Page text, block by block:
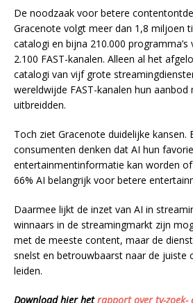
De noodzaak voor betere
Gracenote volgt meer dan 1,8 miljoen
catalogi en bijna 210.000 programma’s
2.100 FAST-kanalen. Alleen al het
catalogi van vijf grote
wereldwijde FAST-kanalen hun aanbod
uitbreidden.
Toch ziet Gracenote duidelijke kansen.
consumenten denken dat AI hun
entertainmentinformatie kan worden
66% AI belangrijk voor betere
Daarmee lijkt de inzet van AI in
winnaars in de streamingmarkt zijn
met de meeste content, maar de
snelst en betrouwbaarst naar de juiste
leiden.
Download hier hetrapport over tv-zoek-